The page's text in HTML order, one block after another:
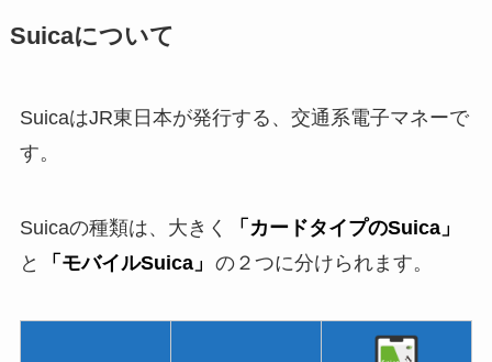
Suicaについて
SuicaはJR東日本が発行する、交通系電子マネーで
す。
Suicaの種類は、大きく
「カードタイプのSuica」
と
「モバイルSuica」 の２つに分けられます。